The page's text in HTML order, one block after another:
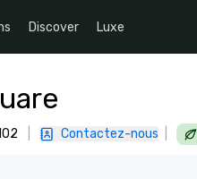
Discover Luxe
Contactez-nous